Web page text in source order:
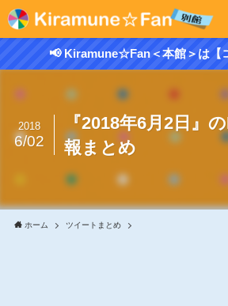
📢 Kiramune☆Fan＜本館＞は【
『2018年6月2日』
報まとめ
2018
6/02
ホーム ツイートまとめ